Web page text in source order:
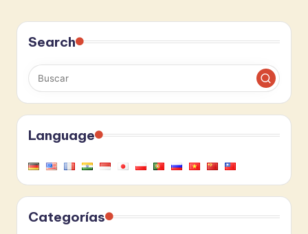
Search
Language
Categorías